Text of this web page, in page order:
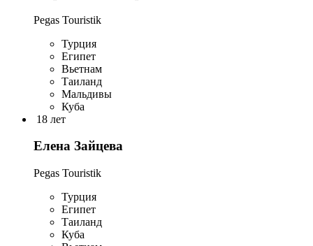
Pegas Touristik
Турция
Египет
Вьетнам
Таиланд
Мальдивы
Куба
18 лет
Елена Зайцева
Pegas Touristik
Турция
Египет
Таиланд
Куба